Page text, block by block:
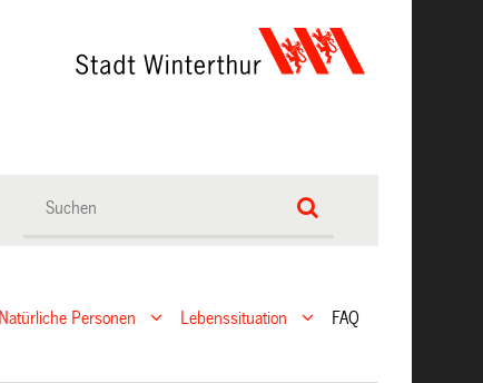
Natürliche Personen Lebenssituation
FAQ